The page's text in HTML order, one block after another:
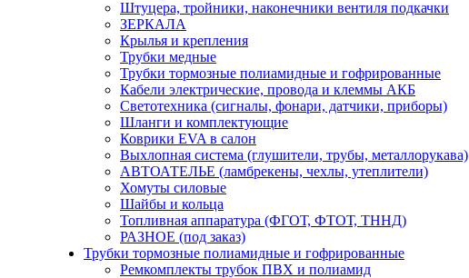
Штуцера, тройники, наконечники вентиля подкачки
ЗЕРКАЛА
Крылья и крепления
Трубки медные
Трубки тормозные полиамидные и гофрированные
Кабели электрические, провода и клеммы АКБ
Светотехника (сигналы, фонари, датчики, приборы)
Шланги и комплектующие
Коврики EVA в салон
Выхлопная система (глушители, трубы, металлорукава)
АВТОАТЕЛЬЕ (ламбрекены, чехлы, утеплители)
Хомуты силовые
Шайбы и кольца
Топливная аппаратура (ФГОТ, ФТОТ, ТННД)
РАЗНОЕ (под заказ)
Трубки тормозные полиамидные и гофрированные
Ремкомплекты трубок ПВХ и полиамид